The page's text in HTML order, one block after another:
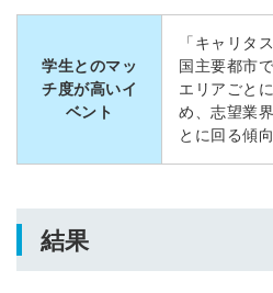
学生とのマッ
チ度が高いイ
ベント
「キャリタ
国主要都市
エリアごと
め、志望業
とに回る傾
結果